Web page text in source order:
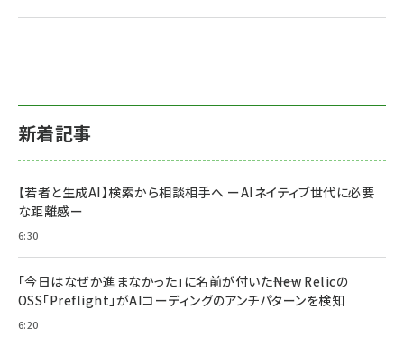
新着記事
【若者と生成AI】検索から相談相手へ ーAIネイティブ世代に必要
な距離感ー
6:30
「今日はなぜか進まなかった」に名前が付いた――New Relicの
OSS「Preflight」がAIコーディングのアンチパターンを検知
6:20